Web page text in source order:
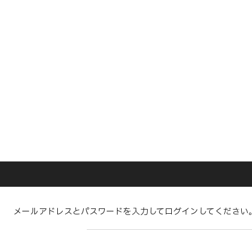
メールアドレスとパスワードを入力してログインしてください。